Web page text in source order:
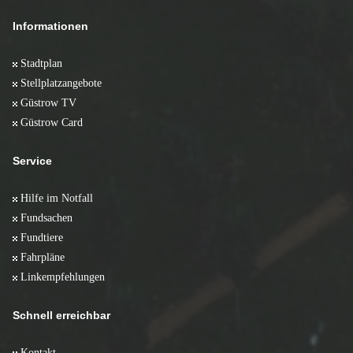
Informationen
Stadtplan
Stellplatzangebote
Güstrow TV
Güstrow Card
Service
Hilfe im Notfall
Fundsachen
Fundtiere
Fahrpläne
Linkempfehlungen
Schnell erreichbar